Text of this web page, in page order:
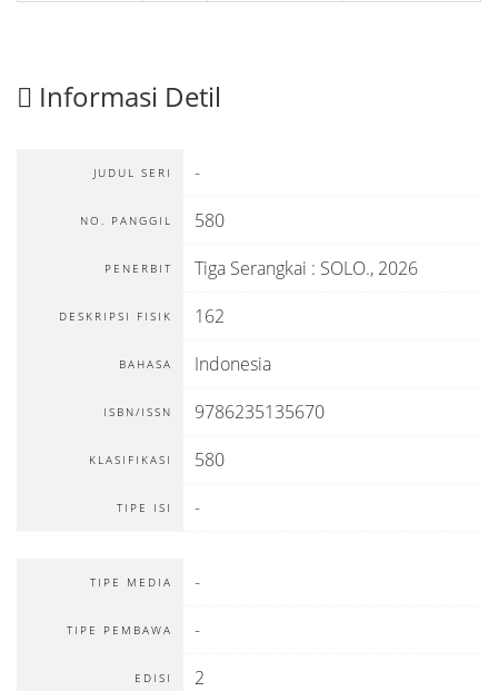
Informasi Detil
JUDUL SERI -
NO. PANGGIL 580
PENERBIT Tiga Serangkai : SOLO., 2026
DESKRIPSI FISIK 162
BAHASA Indonesia
ISBN/ISSN 9786235135670
KLASIFIKASI 580
TIPE ISI -
TIPE MEDIA -
TIPE PEMBAWA -
EDISI 2